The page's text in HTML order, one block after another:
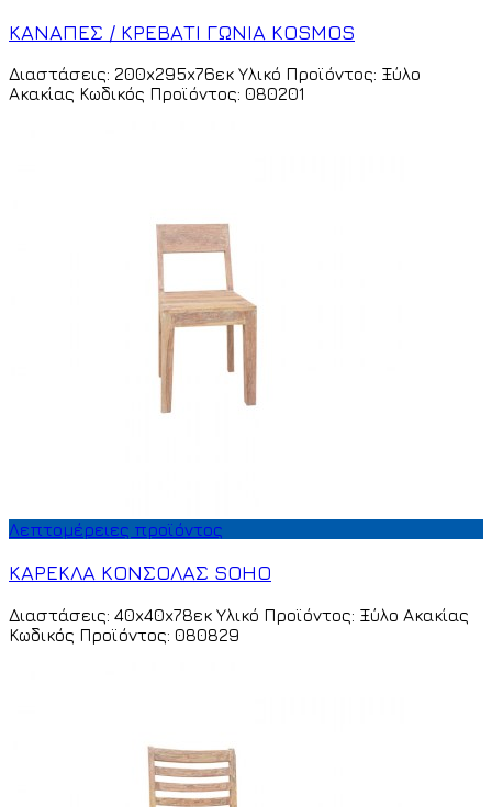
ΚΑΝΑΠΕΣ / ΚΡΕΒΑΤΙ ΓΩΝΙΑ KOSMOS
Διαστάσεις: 200x295x76εκ Υλικό Προϊόντος: Ξύλο
Ακακίας Κωδικός Προϊόντος: 080201
Λεπτομέρειες προϊόντος
ΚΑΡΕΚΛΑ ΚΟΝΣΟΛΑΣ SOHO
Διαστάσεις: 40x40x78εκ Υλικό Προϊόντος: Ξύλο Ακακίας
Κωδικός Προϊόντος: 080829